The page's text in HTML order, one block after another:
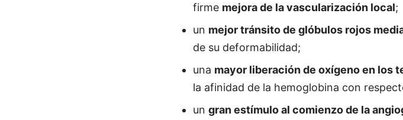
firme mejora de la vascularización local;
un mejor tránsito de glóbulos rojos
de su deformabilidad;
una mayor liberación de oxígeno en los
la afinidad de la hemoglobina con
un gran estímulo al comienzo de la